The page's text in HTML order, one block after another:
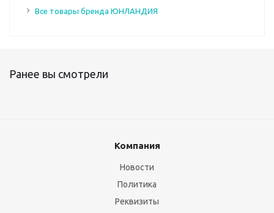
Все товары бренда ЮНЛАНДИЯ
Ранее вы смотрели
Компания
Новости
Политика
Реквизиты